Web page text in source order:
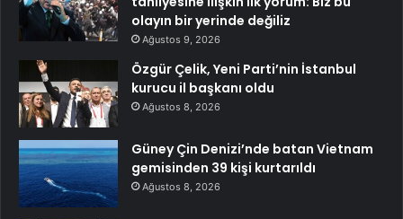
olayın bir yerinde değiliz
Ağustos 9, 2026
Özgür Çelik, Yeni Parti’nin İstanbul
kurucu il başkanı oldu
Ağustos 8, 2026
Güney Çin Denizi’nde batan Vietnam
gemisinden 39 kişi kurtarıldı
Ağustos 8, 2026